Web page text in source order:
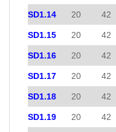
SD1.14 20 42
SD1.15 20 42
SD1.16 20 42
SD1.17 20 42
SD1.18 20 42
SD1.19 20 42